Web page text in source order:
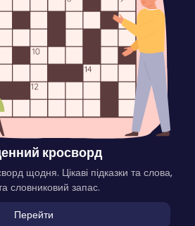
кросворд
щодня. Цікаві підказки та слова,
словниковий запас.
Перейти